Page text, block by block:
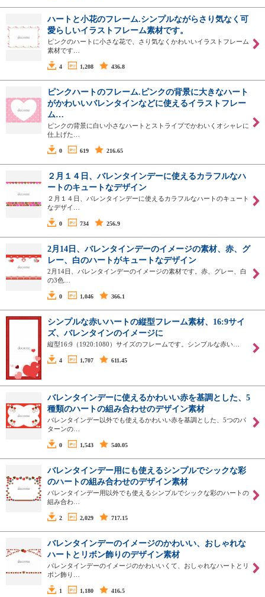
ハートと小花のフレーム.シンプルながらさり気なく可
愛らしいイラストフレーム素材です。
ピンクのハートに小さな花で、さり気なくかわいいイラストフレーム
素材です…
4 1,208 436.8
ピンクハートのフレーム.ピンクの背景に大きなハート
がかわいいバレンタインなどに使えるイラストフレー
ム…
ピンクの背景に白い小さなハートとストライプでかわいくオシャレに
仕上げた…
0 619 216.65
２月１４日、バレンタインデーに使えるカラフルなハ
ートのキュートなデザイン
２月１４日、バレンタインデーに使えるカラフルなハートのキュート
なデザイ…
0 734 256.9
2月14日、バレンタインデーのイメージの素材、赤、グ
レー、白のハートがキュートなデザイン
2月14日、バレンタインデーのイメージの素材です。赤、グレー、白
の3色…
0 1,046 366.1
シンプルな赤いハートの縦型フレーム素材、16:9サイ
ズ、バレンタインのイメージに
縦型16:9（1920:1080）サイズのフレームです。シンプルな赤い…
4 1,707 611.45
バレンタインデーに使えるかわいい赤を基調とした、5
種類のハートの組み合わせのデザイン素材
バレンタインデー以外でも使えるかわいい赤を基調とした、5つのパ
ターンの…
0 1,543 540.05
バレンタインデー用にも使えるシンプルでシックな彩
のハートの組み合わせのデザイン素材
バレンタインデー用以外でも使えるシンプルでシックな彩のハートの
組み合わ…
2 2,029 717.15
バレンタインデーのイメージのかわいい、おしゃれな
ハートとリボン飾りのデザイン素材
バレンタインデーのイメージのかわいいくて、おしゃれなハートとリ
ボン飾り…
1 1,180 416.5